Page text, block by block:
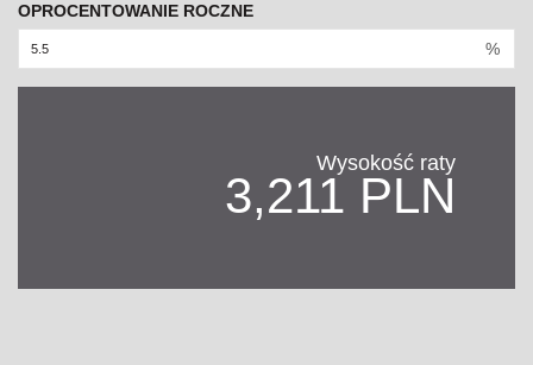
OPROCENTOWANIE ROCZNE
%
Wysokość raty
3,211 PLN